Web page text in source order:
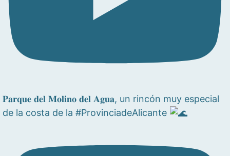
𝐏𝐚𝐫𝐪𝐮𝐞 𝐝𝐞𝐥 𝐌𝐨𝐥𝐢𝐧𝐨 𝐝𝐞𝐥 𝐀𝐠𝐮𝐚, un rincón muy especial
de la costa de la #ProvinciadeAlicante